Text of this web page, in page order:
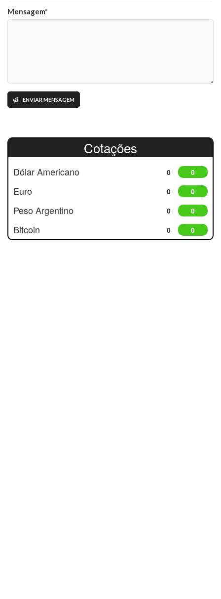
Mensagem*
ENVIAR MENSAGEM
Cotações
Dólar Americano 0 0
Euro 0 0
Peso Argentino 0 0
Bitcoin 0 0